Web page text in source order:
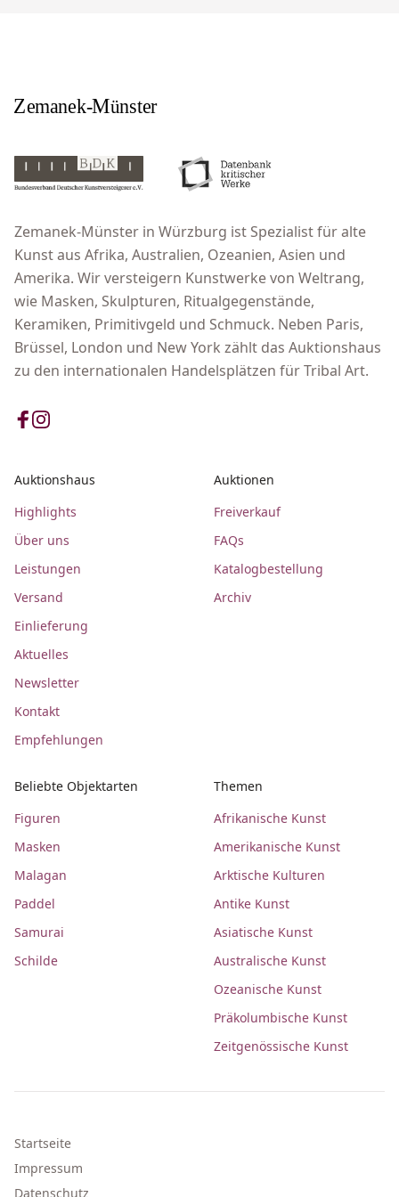
Zemanek-Münster in Würzburg ist Spezialist für alte
Kunst aus Afrika, Australien, Ozeanien, Asien und
Amerika. Wir versteigern Kunstwerke von Weltrang,
wie Masken, Skulpturen, Ritualgegenstände,
Keramiken, Primitivgeld und Schmuck. Neben Paris,
Brüssel, London und New York zählt das Auktionshaus
zu den internationalen Handelsplätzen für Tribal Art.
Auktionshaus
Highlights
Über uns
Leistungen
Versand
Einlieferung
Aktuelles
Newsletter
Kontakt
Empfehlungen
Auktionen
Freiverkauf
FAQs
Katalogbestellung
Archiv
Beliebte Objektarten
Figuren
Masken
Malagan
Paddel
Samurai
Schilde
Themen
Afrikanische Kunst
Amerikanische Kunst
Arktische Kulturen
Antike Kunst
Asiatische Kunst
Australische Kunst
Ozeanische Kunst
Präkolumbische Kunst
Zeitgenössische Kunst
Startseite
Impressum
Datenschutz